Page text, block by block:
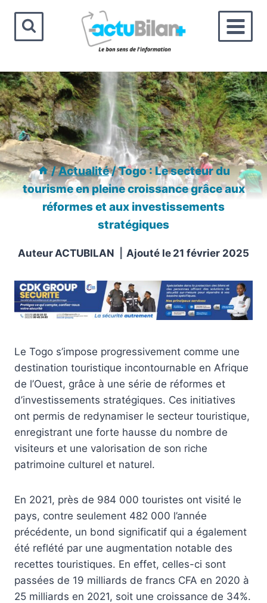
contenu
/Actualité/Togo : Le secteur du
tourisme en pleine croissance grâce aux
réformes et aux investissements
stratégiques
Auteur ACTUBILAN Ajouté le 21 février 2025
Le Togo s’impose progressivement comme une
destination touristique incontournable en Afrique
de l’Ouest, grâce à une série de réformes et
d’investissements stratégiques. Ces initiatives
ont permis de redynamiser le secteur touristique,
enregistrant une forte hausse du nombre de
visiteurs et une valorisation de son riche
patrimoine culturel et naturel.
En 2021, près de 984 000 touristes ont visité le
pays, contre seulement 482 000 l’année
précédente, un bond significatif qui a également
été reflété par une augmentation notable des
recettes touristiques. En effet, celles-ci sont
passées de 19 milliards de francs CFA en 2020 à
25 milliards en 2021, soit une croissance de 34%.